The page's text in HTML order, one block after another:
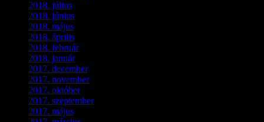
2018. július
2018. június
2018. május
2018. április
2018. február(2)
2018. január(2)
2017. december(4)
2017. november(3)
2017. október(4)
2017. szeptember(1)
2017. május